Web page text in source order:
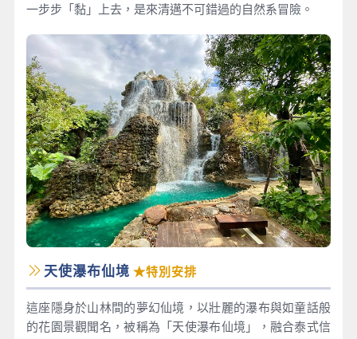
一步步「黏」上去，是來清邁不可錯過的自然系冒險。
天使瀑布仙境 ★特別安排
這座隱身於山林間的夢幻仙境，以壯麗的瀑布與如童話般
的花園景觀聞名，被稱為「天使瀑布仙境」，融合泰式信